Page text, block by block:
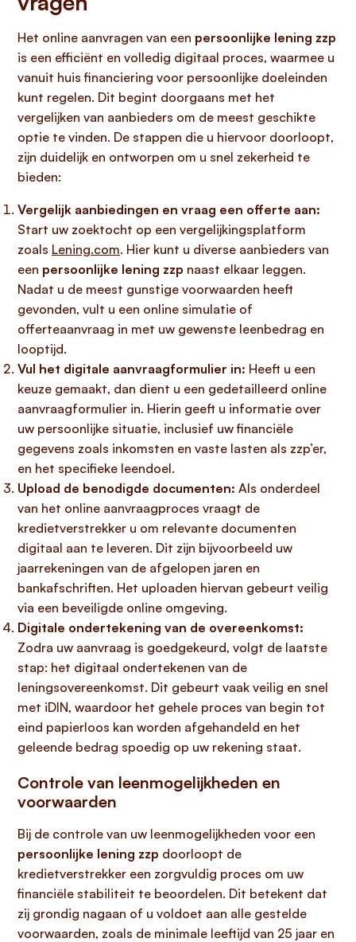
Het online aanvragen van een persoonlijke lening zzp
is een efficiënt en volledig digitaal proces, waarmee u
vanuit huis financiering voor persoonlijke doeleinden
kunt regelen. Dit begint doorgaans met het
vergelijken van aanbieders om de meest geschikte
optie te vinden. De stappen die u hiervoor doorloopt,
zijn duidelijk en ontworpen om u snel zekerheid te
bieden:
Vergelijk aanbiedingen en vraag een offerte aan:
Start uw zoektocht op een vergelijkingsplatform
zoals Lening.com. Hier kunt u diverse aanbieders van
een persoonlijke lening zzp naast elkaar leggen.
Nadat u de meest gunstige voorwaarden heeft
gevonden, vult u een online simulatie of
offerteaanvraag in met uw gewenste leenbedrag en
looptijd.
Vul het digitale aanvraagformulier in: Heeft u een
keuze gemaakt, dan dient u een gedetailleerd online
aanvraagformulier in. Hierin geeft u informatie over
uw persoonlijke situatie, inclusief uw financiële
gegevens zoals inkomsten en vaste lasten als zzp’er,
en het specifieke leendoel.
Upload de benodigde documenten: Als onderdeel
van het online aanvraagproces vraagt de
kredietverstrekker u om relevante documenten
digitaal aan te leveren. Dit zijn bijvoorbeeld uw
jaarrekeningen van de afgelopen jaren en
bankafschriften. Het uploaden hiervan gebeurt veilig
via een beveiligde online omgeving.
Digitale ondertekening van de overeenkomst:
Zodra uw aanvraag is goedgekeurd, volgt de laatste
stap: het digitaal ondertekenen van de
leningsovereenkomst. Dit gebeurt vaak veilig en snel
met iDIN, waardoor het gehele proces van begin tot
eind papierloos kan worden afgehandeld en het
geleende bedrag spoedig op uw rekening staat.
Controle van leenmogelijkheden en
voorwaarden
Bij de controle van uw leenmogelijkheden voor een
persoonlijke lening zzp doorloopt de
kredietverstrekker een zorgvuldig proces om uw
financiële stabiliteit te beoordelen. Dit betekent dat
zij grondig nagaan of u voldoet aan alle gestelde
voorwaarden, zoals de minimale leeftijd van 25 jaar en